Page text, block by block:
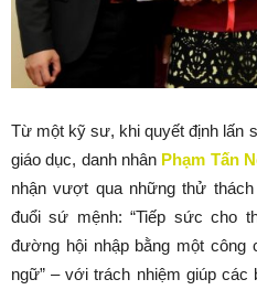
Từ một kỹ sư, khi quyết định lấn
giáo dục, danh nhân Phạm Tấn
nhận vượt qua những thử
đuổi sứ mệnh: “Tiếp sức cho
đường hội nhập bằng một công
ngữ” – với trách nhiệm giúp